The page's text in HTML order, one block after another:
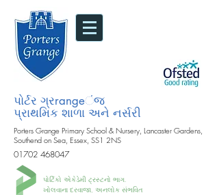
પોર્ટર ગ્રrangeંજ
પ્રાથમિક શાળા અને નર્સરી
Porters Grange Primary School & Nursery, Lancaster Gardens,
Southend on Sea, Essex, SS1 2NS
01702 468047
પોર્ટિકો એકેડેમી ટ્રસ્ટનો ભાગ.
ખોલવાના દરવાજા, અનલોક સંભવિત